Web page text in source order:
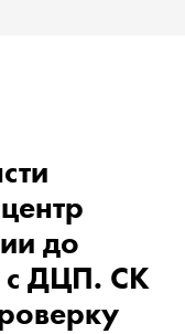
до
с ДЦП. СК